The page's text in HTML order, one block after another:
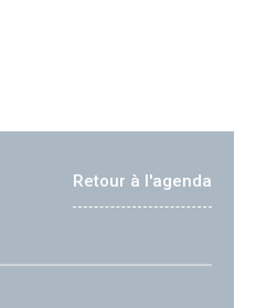
Retour à l'agenda